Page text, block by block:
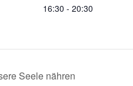
16:30 - 20:30
Seele nähren